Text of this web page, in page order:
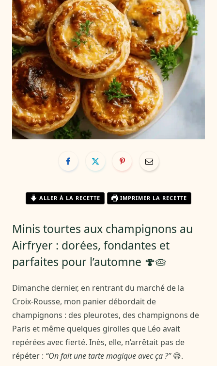
ALLER À LA RECETTE IMPRIMER LA RECETTE
Minis tourtes aux champignons au
Airfryer : dorées, fondantes et
parfaites pour l’automne 🍄🥧
Dimanche dernier, en rentrant du marché de la
Croix-Rousse, mon panier débordait de
champignons : des pleurotes, des champignons de
Paris et même quelques girolles que Léo avait
repérées avec fierté. Inès, elle, n’arrêtait pas de
répéter : “On fait une tarte magique avec ça ?”😅.